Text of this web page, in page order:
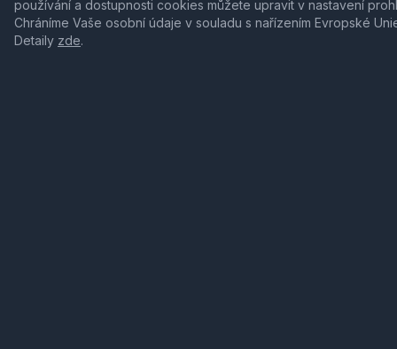
používání a dostupnosti cookies můžete upravit v nastavení
Chráníme Vaše osobní údaje v souladu s nařízením Evropské
Detaily zde.